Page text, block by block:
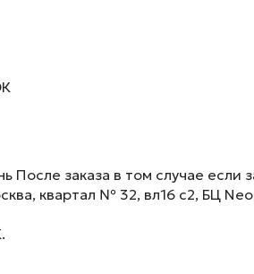
заказа в том случае если
квартал № 32, вл16 с2, БЦ